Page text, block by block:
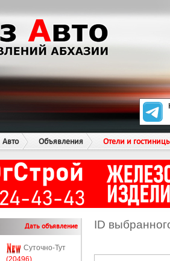
Авто Объявления Отели и
Дать объявление
Суточно-Тут
(20496)
ID